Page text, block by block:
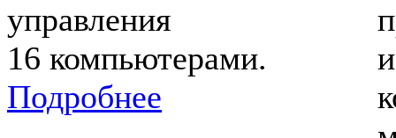
управления
16 компьютерами.
Подробнее